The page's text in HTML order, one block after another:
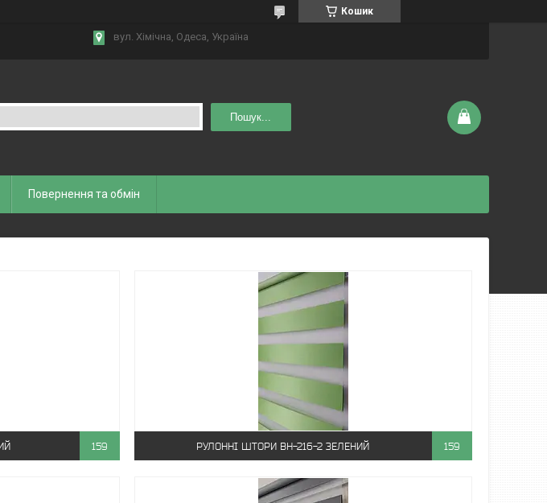
Кошик
вул. Хiмiчна, Одеса, Україна
Пошук...
Повернення та обмiн
159 РУЛОННІ ШТОРИ ВН-216-2 ЗЕЛЕНИЙ 159